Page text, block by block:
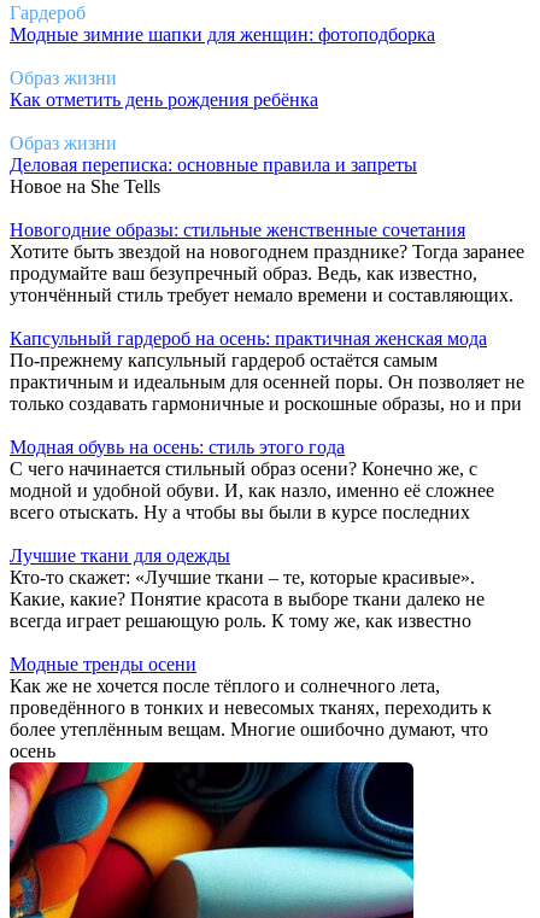
Гардероб
Модные зимние шапки для женщин: фотоподборка
Образ жизни
Как отметить день рождения ребёнка
Образ жизни
Деловая переписка: основные правила и запреты
Новое на She Tells
Новогодние образы: стильные женственные сочетания
Хотите быть звездой на новогоднем празднике? Тогда заранее
продумайте ваш безупречный образ. Ведь, как известно,
утончённый стиль требует немало времени и составляющих.
Капсульный гардероб на осень: практичная женская мода
По-прежнему капсульный гардероб остаётся самым
практичным и идеальным для осенней поры. Он позволяет не
только создавать гармоничные и роскошные образы, но и при
Модная обувь на осень: стиль этого года
С чего начинается стильный образ осени? Конечно же, с
модной и удобной обуви. И, как назло, именно её сложнее
всего отыскать. Ну а чтобы вы были в курсе последних
Лучшие ткани для одежды
Кто-то скажет: «Лучшие ткани – те, которые красивые».
Какие, какие? Понятие красота в выборе ткани далеко не
всегда играет решающую роль. К тому же, как известно
Модные тренды осени
Как же не хочется после тёплого и солнечного лета,
проведённого в тонких и невесомых тканях, переходить к
более утеплённым вещам. Многие ошибочно думают, что
осень